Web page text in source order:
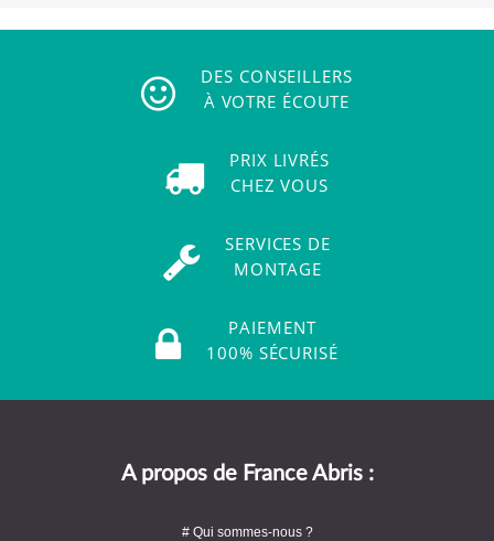
DES CONSEILLERS
À VOTRE ÉCOUTE
PRIX LIVRÉS
CHEZ VOUS
SERVICES DE
MONTAGE
PAIEMENT
100% SÉCURISÉ
A propos de France Abris :
# Qui sommes-nous ?